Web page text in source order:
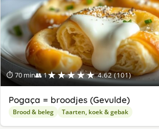
⏱ 70 min👥 1★★★★★ 4.62 (101)
Pogaça = broodjes (Gevulde)
Brood & beleg Taarten, koek & gebak